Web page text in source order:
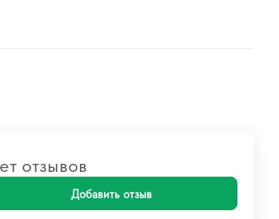
отзывов
Добавить отзыв